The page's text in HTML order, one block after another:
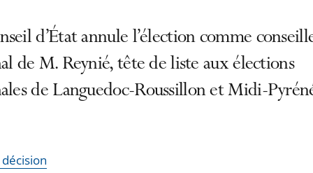
d’État annule l’élection comme
de M. Reynié, tête de liste aux élections
de Languedoc-Roussillon et Midi-